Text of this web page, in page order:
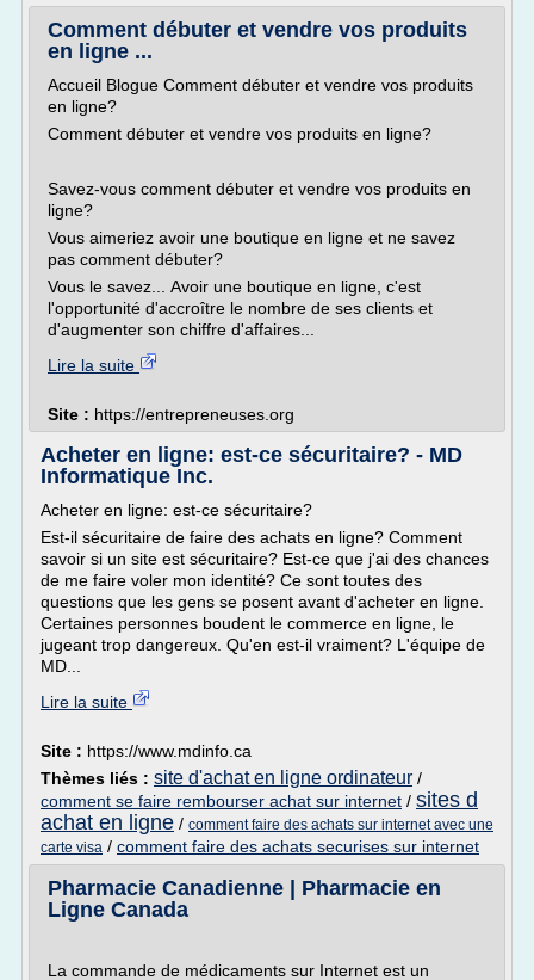
Comment débuter et vendre vos produits
en ligne ...
Accueil Blogue Comment débuter et vendre vos produits
en ligne?
Comment débuter et vendre vos produits en ligne?
Savez-vous comment débuter et vendre vos produits en
ligne?
Vous aimeriez avoir une boutique en ligne et ne savez
pas comment débuter?
Vous le savez... Avoir une boutique en ligne, c'est
l'opportunité d'accroître le nombre de ses clients et
d'augmenter son chiffre d'affaires...
Lire la suite
Site : https://entrepreneuses.org
Acheter en ligne: est-ce sécuritaire? - MD
Informatique Inc.
Acheter en ligne: est-ce sécuritaire?
Est-il sécuritaire de faire des achats en ligne? Comment
savoir si un site est sécuritaire? Est-ce que j'ai des chances
de me faire voler mon identité? Ce sont toutes des
questions que les gens se posent avant d'acheter en ligne.
Certaines personnes boudent le commerce en ligne, le
jugeant trop dangereux. Qu'en est-il vraiment? L'équipe de
MD...
Lire la suite
Site : https://www.mdinfo.ca
Thèmes liés : site d'achat en ligne ordinateur /
comment se faire rembourser achat sur internet / sites d
achat en ligne / comment faire des achats sur internet avec une
carte visa / comment faire des achats securises sur internet
Pharmacie Canadienne | Pharmacie en
Ligne Canada
La commande de médicaments sur Internet est un